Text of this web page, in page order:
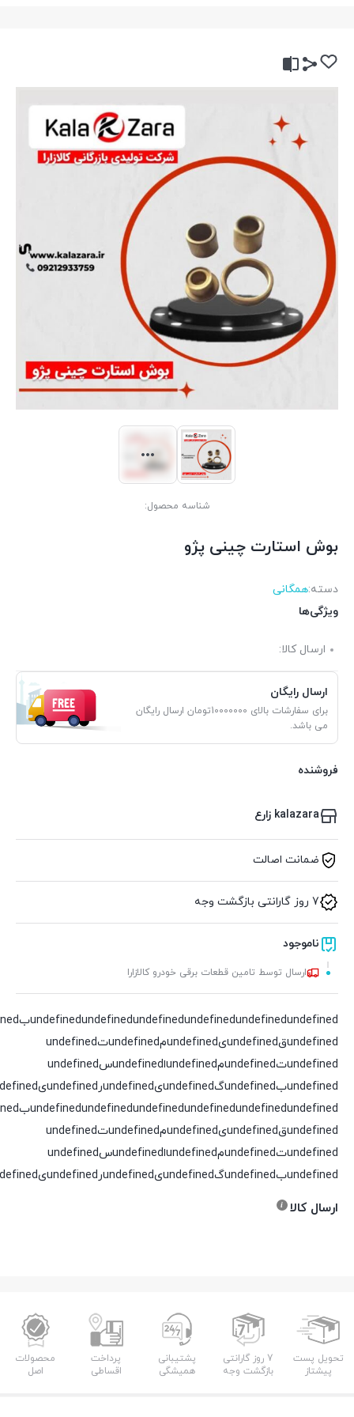
شناسه محصول:
بوش استارت چینی پژو
دسته:همگانی
ویژگی‌ها
ارسال کالا:
ارسال رایگان
برای سفارشات بالای 10000000تومان ارسال رایگان
می باشد.
فروشنده
kalazara زارع
ضمانت اصالت
7 روز گارانتی بازگشت وجه
ناموجود
ارسال توسط تامین قطعات برقی خودرو کالازارا
undefinedundefinedundefinedundefinedundefined
undefinedقundefinedیundefinedمundefinedتundefined
undefinedتundefinedمundefinedاundefinedسundefined
undefinedبundefinedگundefinedیundefinedرundefinedیundefinedدundefined
undefinedundefinedundefinedundefinedundefined
undefinedقundefinedیundefinedمundefinedتundefined
undefinedتundefinedمundefinedاundefinedسundefined
undefinedبundefinedگundefinedیundefinedرundefinedیundefinedدundefined
ارسال کالا
تحویل پست
پیشتاز
7 روز گارانتی
بازگشت وجه
پشتیبانی
همیشگی
پرداخت
اقساطی
محصولات
اصل